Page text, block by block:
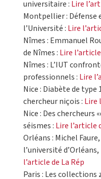
universitaire : Lire
Montpellier : Défense
l’Université : Lire
Nîmes : Emmanuel
de Nîmes : Lire
Nîmes : L’IUT
professionnels : Lire
Nice : Diabète de type
chercheur niçois : Lire
Nice : Des
séismes : Lire l’article
Orléans : Michel
l’université
l’article de La Rép
Paris : Les collections